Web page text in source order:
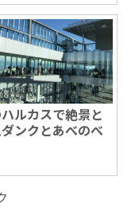
ルカスで絶景と
ンクとあべのべ